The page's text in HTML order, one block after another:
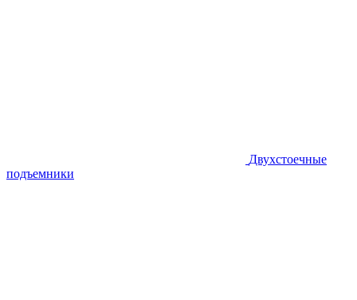
Двухстоечные
подъемники